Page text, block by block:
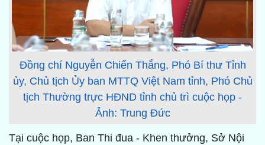
Đồng chí Nguyễn Chiến Thắng, Phó Bí thư Tỉnh
ủy, Chủ tịch Ủy ban MTTQ Việt Nam tỉnh, Phó Chủ
tịch Thường trực HĐND tỉnh chủ trì cuộc họp -
Ảnh: Trung Đức
Tại cuộc họp, Ban Thi đua - Khen thưởng, Sở Nội